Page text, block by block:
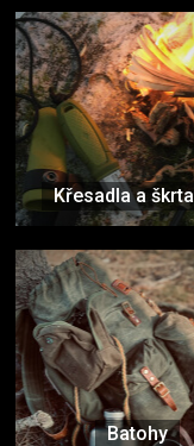
Křesadla a
Batohy